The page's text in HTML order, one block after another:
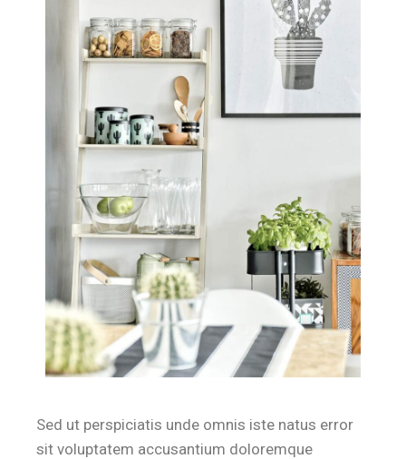
Sed ut perspiciatis unde omnis iste natus error
sit voluptatem accusantium doloremque